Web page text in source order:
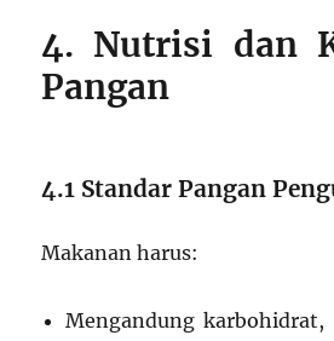
4. Nutrisi dan
Pangan
4.1 Standar Pangan
Makanan harus:
Mengandung